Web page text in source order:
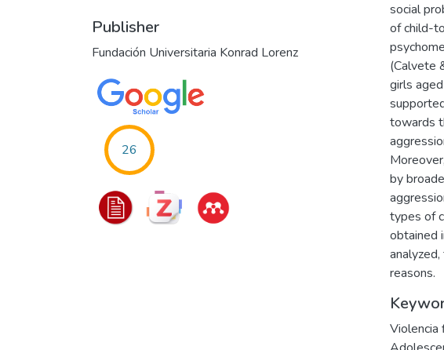
Publisher
Fundación Universitaria Konrad Lorenz
26
social
of child-
(Calvete
girls
towards
by
types of
obtained
reasons.